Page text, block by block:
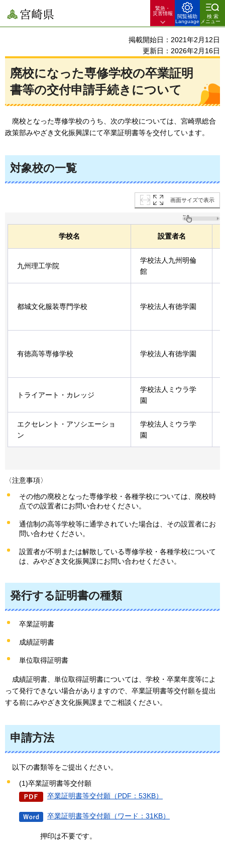
宮崎県
緊急・
災害情報
閲覧補助
Language
検索
メニュー
掲載開始日：2021年2月12日
更新日：2026年2月16日
廃校になった専修学校の卒業証明
書等の交付申請手続きについて
廃校となった専修学校のうち、次の学校については、宮崎県総合
政策部みやざき文化振興課にて卒業証明書等を交付しています。
対象校の一覧
画面サイズで表示
学校名 設置者名
九州理工学院
学校法人九州明倫
館
都城文化服装専門学校 学校法人有徳学園
有徳高等専修学校 学校法人有徳学園
トライアート・カレッジ
学校法人ミウラ学
園
エクセレント・アソシエーショ
ン
学校法人ミウラ学
園
〈注意事項〉
その他の廃校となった専修学校・各種学校については、廃校時
点での設置者にお問い合わせください。
通信制の高等学校等に通学されていた場合は、その設置者にお
問い合わせください。
設置者が不明または解散している専修学校・各種学校について
は、みやざき文化振興課にお問い合わせください。
発行する証明書の種類
卒業証明書
成績証明書
単位取得証明書
成績証明書 、単位取得証明書については、学校・卒業年度等によ
って発行できない場合がありますので、卒業証明書等交付願を提出
する前にみやざき文化振興課までご相談ください。
申請方法
以下の書類等をご提出ください。
(1)卒業証明書等交付願
卒業証明書等交付願（PDF：53KB）
卒業証明書等交付願（ワード：31KB）
押印は不要です。